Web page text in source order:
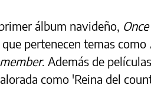
álbum navideño,
que pertenecen temas como
. Además de
como 'Reina del